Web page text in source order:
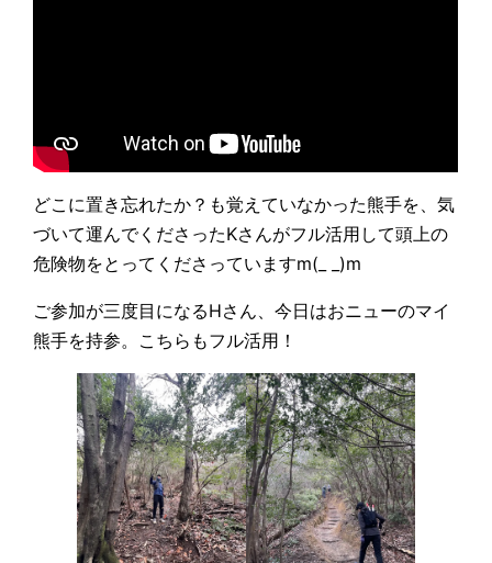
どこに置き忘れたか？も覚えていなかった熊手を、気
づいて運んでくださったKさんがフル活用して頭上の
危険物をとってくださっていますm(_ _)m
ご参加が三度目になるHさん、今日はおニューのマイ
熊手を持参。こちらもフル活用！